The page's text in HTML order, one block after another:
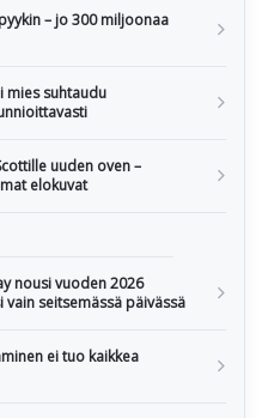
– jo 300 miljoonaa
mies suhtaudu
uuden oven –
elokuvat
nousi vuoden 2026
seitsemässä päivässä
ei tuo kaikkea